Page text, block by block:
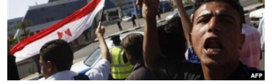
"Tìm"NGƯỜI VIỆT HẢI NGOẠI
ĐỜI SỐNG
KINH TẾ
KHOA HỌC
TẠI
HÀNH TRÌNH BẦU CỬ 2024
MỘT NĂM CHIẾN TRANH TẠI DẢI GAZA
GIẢI MÃ VÀNH ĐAI & CON ĐƯỜNG
VIDEO
NGHE
MẠNG XÃ HỘI